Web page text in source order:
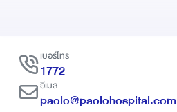
เบอร์โทร
1772
อีเมล
paolo@paolohospital.com